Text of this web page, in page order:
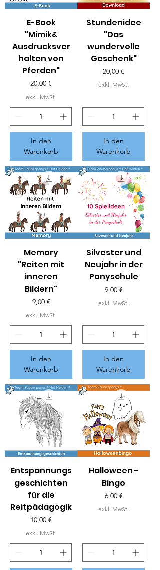
E-Book
"Mimik&
Ausdrucksver
halten von
Pferden"
Preis
20,00 €
exkl. MwSt.
In den
Warenkorb
Stundenidee
"Das
wundervolle
Geschenk"
Preis
20,00 €
exkl. MwSt.
In den
Warenkorb
Memory
"Reiten mit
inneren
Bildern"
Preis
9,00 €
exkl. MwSt.
In den
Warenkorb
Silvester und
Neujahr in der
Ponyschule
Preis
9,00 €
exkl. MwSt.
In den
Warenkorb
Entspannungs
geschichten
für die
Reitpädagogik
Preis
10,00 €
exkl. MwSt.
Halloween -
Bingo
Preis
6,00 €
exkl. MwSt.